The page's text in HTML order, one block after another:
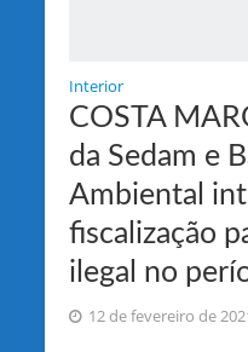
Interior
COSTA
da Sedam e
Ambiental
fiscalização
ilegal no
12 de fevereiro de